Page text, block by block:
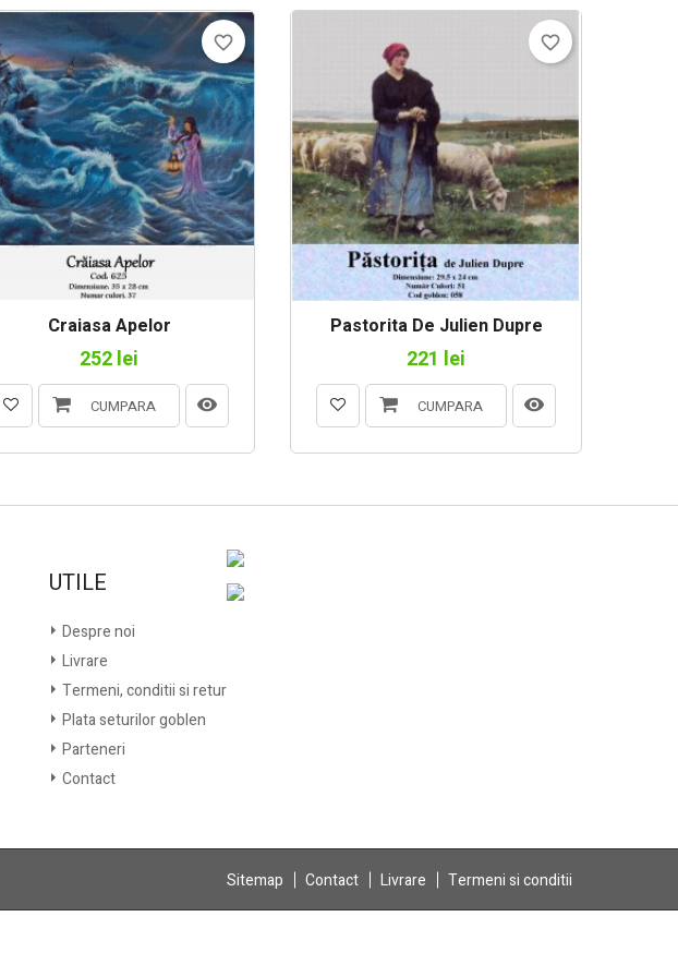
Craiasa Apelor
252 lei
CUMPARA
favorite_border
Pastorita De Julien Dupre
221 lei
CUMPARA
favorite_border
UTILE
Despre noi
Livrare
Termeni, conditii si retur
Plata seturilor goblen
Parteneri
Contact
Sitemap Contact Livrare Termeni si conditii